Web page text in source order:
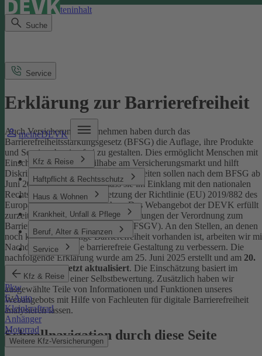
Direkt zum Seiteninhalt
Suche
meineDEVK
Kfz & Reise
Haftpflicht & Rechtsschutz
Haus & Wohnen
Krankheit, Unfall & Pflege
Beruf, Alter & Finanzen
Service
Kfz & Reise
Pkw
E-Auto
Kleinkraftrad
Anhänger
Motorrad
Weitere Kfz-Versicherungen
Service
Erklärung zur Barrierefreiheit
Auch Versicherungsunternehmen haben durch das
Barrierefreiheitsstärkungsgesetz (BFSG) die Auflage, ihre Produkte
und Services barrierefrei zu gestalten. Dies ermöglicht Menschen mit
Einschränkungen die Teilhabe am Versicherungsmarkt und hilft
Diskriminierung abzubauen. Internetseiten sollen nach dem BFSG ab
Juni 2025 so gestaltet sein, dass sie im Einklang mit den nationalen
Rechtsvorschriften zur Umsetzung der Richtlinie (EU) 2019/882 des
Europäischen Parlaments stehen.Das Webangebot der DEVK erfüllt
zurzeit nicht vollständig die Anforderungen der Verordnung zum
Barrierefreiheitsstärkungsgesetz (BFSGV). An den Stellen, an denen
noch keine vollständige Barrierefreiheit vorhanden ist, arbeiten wir
Nachdruck daran, die barrierefreie Gestaltung zu verbessern. Die
nachfolgende Erklärung wurde am 25. Juni 2025 erstellt und am 20.
Januar 2026 zuletzt aktualisiert. Die Einschätzung basiert im
Wesentlichen auf einer Selbstbewertung. Zusätzlich haben wir
ausgewählte Teile von Informationen und Funktionen unseres
Webangebots mit Hilfe von Fachleuten für digitale Barrierefreiheit
analysieren lassen.
Schnellnavigation durch diese Seite